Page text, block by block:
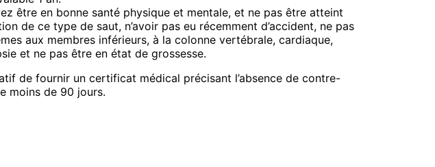
être en bonne santé physique et mentale, et ne pas être atteint
de ce type de saut, n’avoir pas eu récemment d’accident, ne pas
aux membres inférieurs, à la colonne vertébrale, cardiaque,
et ne pas être en état de grossesse.
de fournir un certificat médical précisant l’absence de contre-
moins de 90 jours.